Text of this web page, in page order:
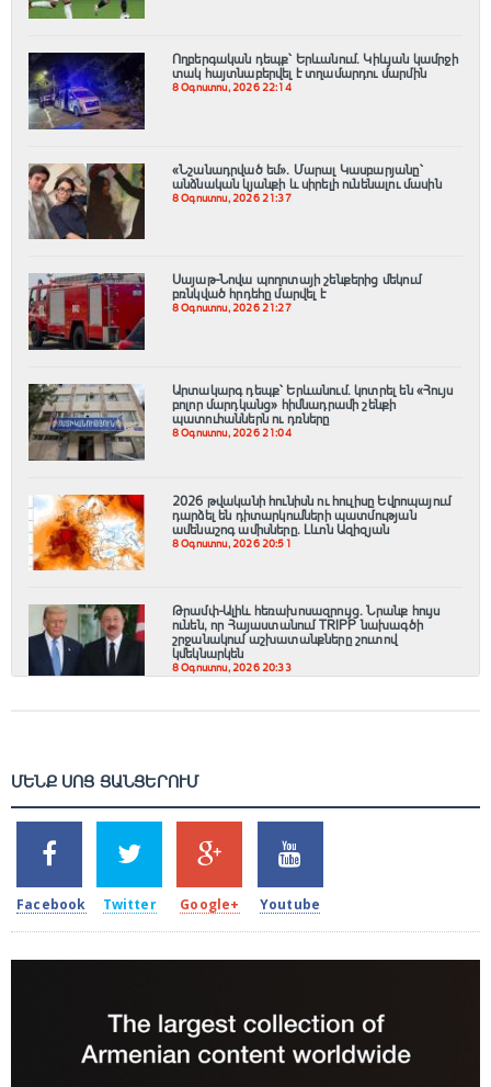
Ողբերգական դեպք՝ Երևանում․ Կիևյան կամրջի
տակ հայտնաբերվել է տղամարդու մարմին
8 Օգոստոս, 2026 22:14
«Նշանադրված եմ». Մարալ Կասբարյանը՝
անձնական կյանքի և սիրելի ունենալու մասին
8 Օգոստոս, 2026 21:37
Սայաթ-Նովա պողոտայի շենքերից մեկում
բռնկված հրդեհը մարվել է
8 Օգոստոս, 2026 21:27
Արտակարգ դեպք՝ Երևանում․ կոտրել են «Հույս
բոլոր մարդկանց» հիմնադրամի շենքի
պատուհաններն ու դռները
8 Օգոստոս, 2026 21:04
2026 թվականի հունիսն ու հուլիսը Եվրոպայում
դարձել են դիտարկումների պատմության
ամենաշոգ ամիսները․ Լևոն Ազիզյան
8 Օգոստոս, 2026 20:51
Թրամփ-Ալիև հեռախոսազրույց. Նրանք հույս
ունեն, որ Հայաստանում TRIPP նախագծի
շրջանակում աշխատանքները շուտով
կմեկնարկեն
8 Օգոստոս, 2026 20:33
ՄԵՆՔ ՍՈՑ ՑԱՆՑԵՐՈՒՄ
2k
SHARES
Facebook
1.5k
TWEETS
Twitter
203
SHARES
Google+
620
SHARES
Youtube